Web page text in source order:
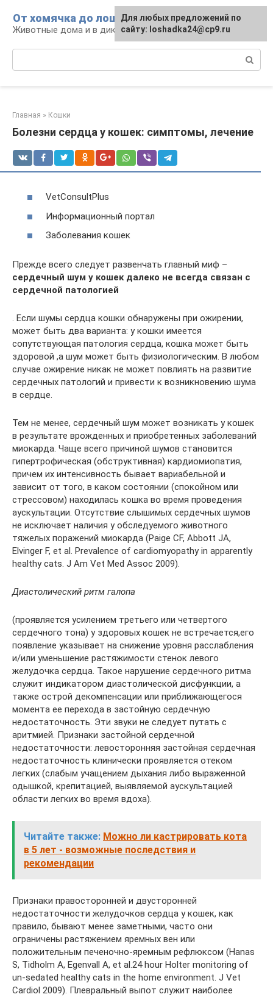
контенту
От хомячка до лошади
Животные дома и в дикой природе
Главная » Кошки
Болезни сердца у кошек: симптомы, лечение
VetConsultPlus
Информационный портал
Заболевания кошек
Прежде всего следует развенчать главный миф –
сердечный шум у кошек далеко не всегда связан с
сердечной патологией
. Если шумы сердца кошки обнаружены при ожирении,
может быть два варианта: у кошки имеется
сопутствующая патология сердца, кошка может быть
здоровой ,а шум может быть физиологическим. В любом
случае ожирение никак не может повлиять на развитие
сердечных патологий и привести к возникновению шума
в сердце.
Тем не менее, сердечный шум может возникать у кошек
в результате врожденных и приобретенных заболеваний
миокарда. Чаще всего причиной шумов становится
гипертрофическая (обструктивная) кардиомиопатия,
причем их интенсивность бывает вариабельной и
зависит от того, в каком состоянии (спокойном или
стрессовом) находилась кошка во время проведения
аускультации. Отсутствие слышимых сердечных шумов
не исключает наличия у обследуемого животного
тяжелых поражений миокарда (Paige CF, Abbott JA,
Elvinger F, et al. Prevalence of cardiomyopathy in apparently
healthy cats. J Am Vet Med Assoc 2009).
Диастолический ритм галопа
(проявляется усилением третьего или четвертого
сердечного тона) у здоровых кошек не встречается,его
появление указывает на снижение уровня расслабления
и/или уменьшение растяжимости стенок левого
желудочка сердца. Такое нарушение сердечного ритма
служит индикатором диастолической дисфункции, а
также острой декомпенсации или приближающегося
момента ее перехода в застойную сердечную
недостаточность. Эти звуки не следует путать с
аритмией. Признаки застойной сердечной
недостаточности: левосторонняя застойная сердечная
недостаточность клинически проявляется отеком
легких (слабым учащением дыхания либо выраженной
одышкой, крепитацией, выявляемой аускультацией
области легких во время вдоха).
Читайте также: Можно ли кастрировать кота
в 5 лет - возможные последствия и
рекомендации
Признаки правосторонней и двусторонней
недостаточности желудочков сердца у кошек, как
правило, бывают менее заметными, часто они
ограничены растяжением яремных вен или
положительным печеночно-яремным рефлюксом (Hanas
S, Tidholm A, Egenvall A, et al.24 hour Holter monitoring of
un-sedated healthy cats in the home environment. J Vet
Cardiol 2009). Плевральный выпот служит наиболее
Для любых предложений по
сайту: loshadka24@cp9.ru